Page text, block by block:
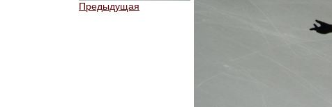
Предыдущая